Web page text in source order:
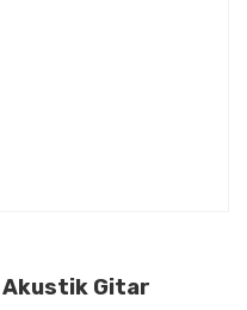
Akustik Gitar